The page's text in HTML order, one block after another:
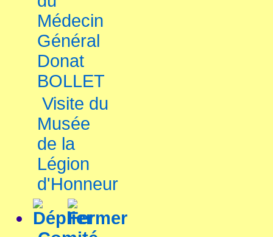
Médecin
Général
Donat
BOLLET
Visite du
Musée
de la
Légion
d'Honneur